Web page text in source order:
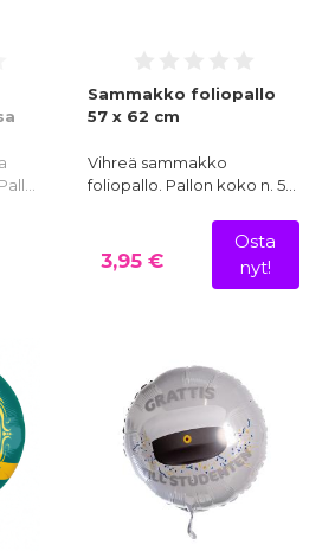
Sammakko foliopallo
57 x 62 cm
Vihreä sammakko
foliopallo. Pallon koko n. 5…
3,95 €
Osta
nyt!